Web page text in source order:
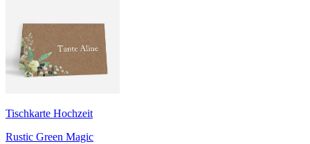
Tischkarte Hochzeit
Rustic Green Magic